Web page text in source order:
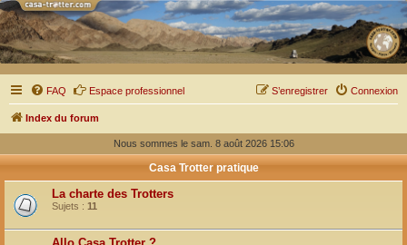
FAQ Espace professionnel Connexion
S’enregistrer
Index du forum
Nous sommes le sam. 8 août 2026 15:06
Casa Trotter pratique
La charte des Trotters
Sujets : 11